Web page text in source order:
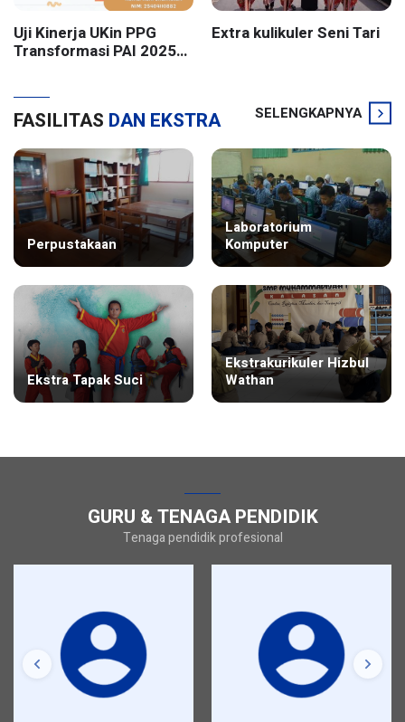
Uji Kinerja UKin PPG
Transformasi PAI 2025
Extra kulikuler Seni Tari
FASILITAS DAN EKSTRA SELENGKAPNYA
Perpustakaan
Laboratorium
Komputer
Ekstra Tapak Suci
Ekstrakurikuler Hizbul
Wathan
GURU & TENAGA PENDIDIK
Tenaga pendidik profesional